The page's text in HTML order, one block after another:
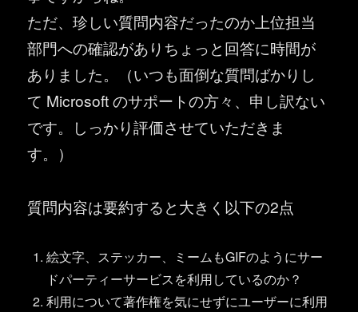
ただ、珍しい質問内容だったのか上位担当
部門への確認がありちょっと回答に時間が
ありました。（いつも面倒な質問ばかりし
て Microsoft のサポートの方々、申し訳ない
です。しっかり評価させていただきま
す。）
質問内容は要約すると大きく以下の2点
絵文字、ステッカー、ミームもGIFのようにサー
ドパーティーサービスを利用しているのか？
利用について著作権を気にせずにユーザーに利用